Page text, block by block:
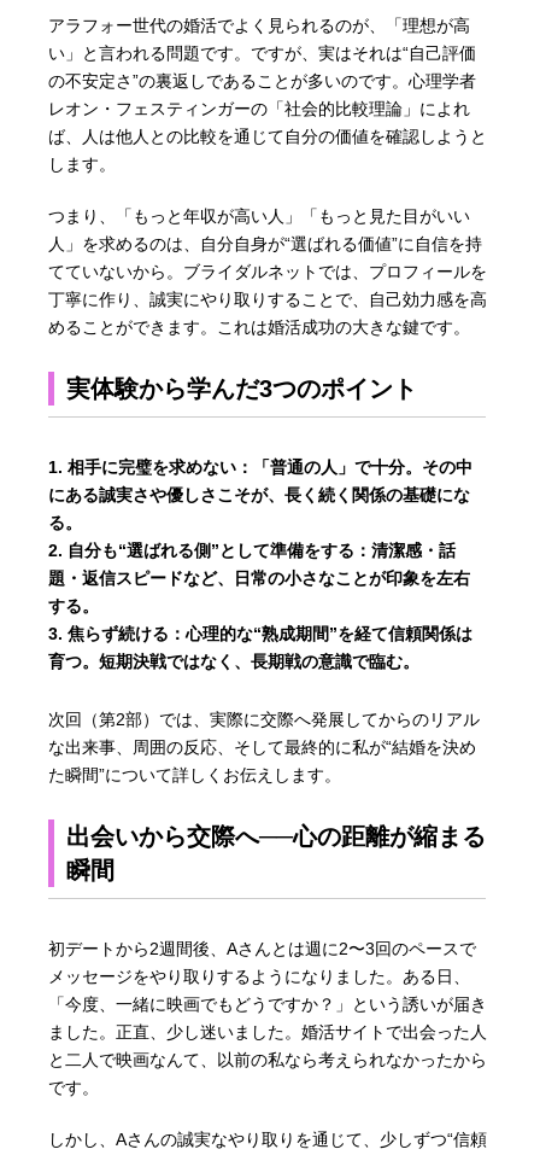
アラフォー世代の婚活でよく見られるのが、「理想が高
い」と言われる問題です。ですが、実はそれは“自己評価
の不安定さ”の裏返しであることが多いのです。心理学者
レオン・フェスティンガーの「社会的比較理論」によれ
ば、人は他人との比較を通じて自分の価値を確認しようと
します。
つまり、「もっと年収が高い人」「もっと見た目がいい
人」を求めるのは、自分自身が“選ばれる価値”に自信を持
てていないから。ブライダルネットでは、プロフィールを
丁寧に作り、誠実にやり取りすることで、自己効力感を高
めることができます。これは婚活成功の大きな鍵です。
実体験から学んだ3つのポイント
相手に完璧を求めない：
「普通の人」で十分。その中
にある誠実さや優しさこそが、長く続く関係の基礎にな
る。
自分も“選ばれる側”として準備をする：清潔感・話
題・返信スピードなど、日常の小さなことが印象を左右
する。
焦らず続ける：心理的な“熟成期間”を経て信頼関係は
育つ。短期決戦ではなく、長期戦の意識で臨む。
次回（第2部）では、実際に交際へ発展してからのリアル
な出来事、周囲の反応、そして最終的に私が“結婚を決め
た瞬間”について詳しくお伝えします。
出会いから交際へ──心の距離が縮まる
瞬間
初デートから2週間後、Aさんとは週に2〜3回のペースで
メッセージをやり取りするようになりました。ある日、
「今度、一緒に映画でもどうですか？」という誘いが届き
ました。正直、少し迷いました。婚活サイトで出会った人
と二人で映画なんて、以前の私なら考えられなかったから
です。
しかし、Aさんの誠実なやり取りを通じて、少しずつ“信頼